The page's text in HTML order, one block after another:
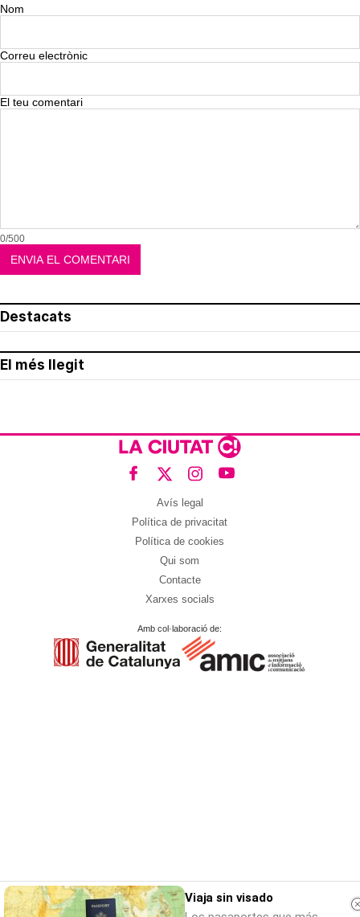
Nom
Correu electrònic
El teu comentari
0/500
Destacats
El més llegit
Avís legal
Política de privacitat
Política de cookies
Qui som
Contacte
Xarxes socials
Amb col·laboració de:
Viaja sin visado